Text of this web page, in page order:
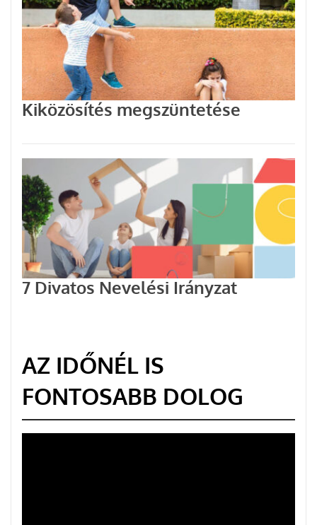
Kiközösítés megszüntetése
7 Divatos Nevelési Irányzat
AZ IDŐNÉL IS
FONTOSABB DOLOG